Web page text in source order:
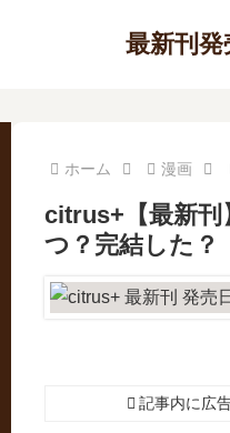
最新刊
ホーム 漫画
citrus+【最新刊
つ？完結した？
記事内に広